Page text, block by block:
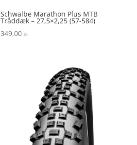
Schwalbe Marathon Plus MTB
Tråddæk – 27,5×2,25 (57-584)
349,00kr.